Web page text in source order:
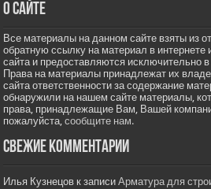
О сайте
Все материалы на данном сайте взяты из
обратную ссылку на материал в
сайта и предоставляются исключительно
Права на материалы принадлежат их
сайта ответственности за содержание
обнаружили на нашем сайте материалы,
права, принадлежащие Вам, Вашей
пожалуйста,сообщите нам.
Свежие комментарии
Илья Кузнецов к записиАрматура для